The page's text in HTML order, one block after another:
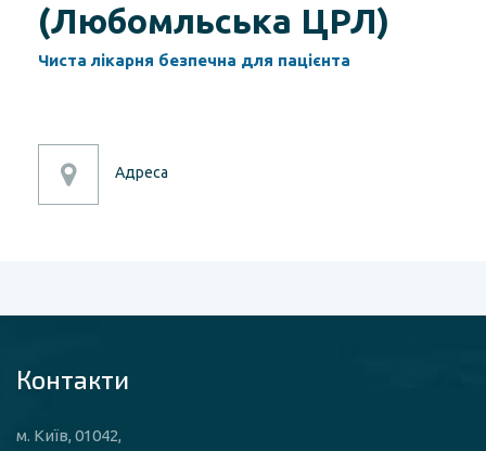
(Любомльська ЦРЛ)
Чиста лікарня безпечна для пацієнта
Адреса
Контакти
м. Київ, 01042,